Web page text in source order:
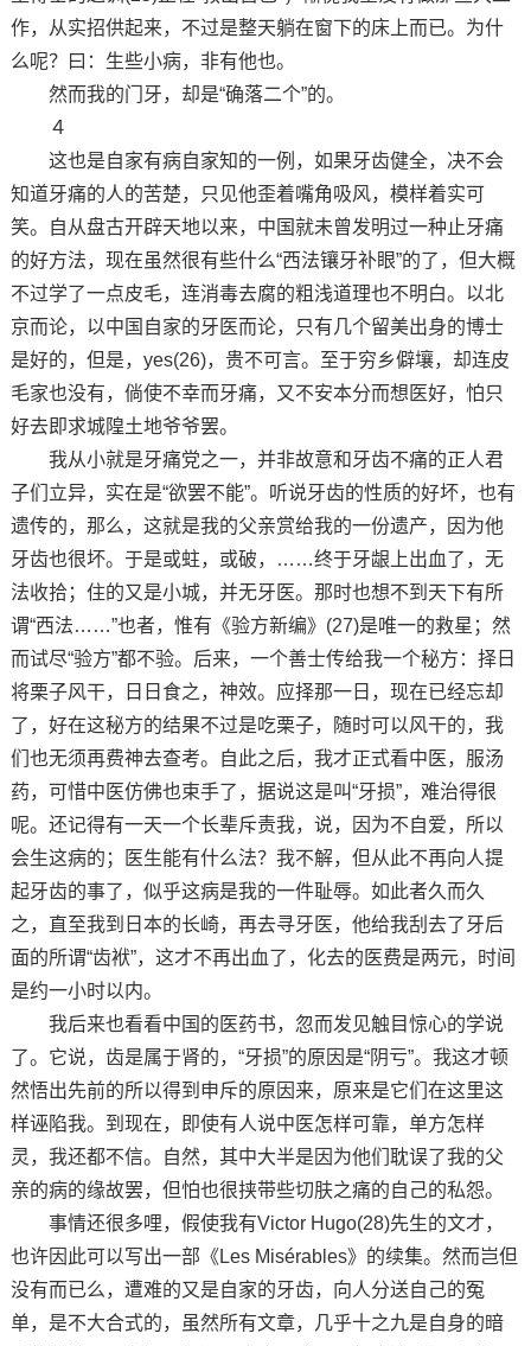
作，从实招供起来，不过是整天躺在窗下的床上而已。为什
么呢？曰：生些小病，非有他也。
然而我的门牙，却是“确落二个”的。
４
这也是自家有病自家知的一例，如果牙齿健全，决不会
知道牙痛的人的苦楚，只见他歪着嘴角吸风，模样着实可
笑。自从盘古开辟天地以来，中国就未曾发明过一种止牙痛
的好方法，现在虽然很有些什么“西法镶牙补眼”的了，但大概
不过学了一点皮毛，连消毒去腐的粗浅道理也不明白。以北
京而论，以中国自家的牙医而论，只有几个留美出身的博士
是好的，但是，yes(26)，贵不可言。至于穷乡僻壤，却连皮
毛家也没有，倘使不幸而牙痛，又不安本分而想医好，怕只
好去即求城隍土地爷爷罢。
我从小就是牙痛党之一，并非故意和牙齿不痛的正人君
子们立异，实在是“欲罢不能”。听说牙齿的性质的好坏，也有
遗传的，那么，这就是我的父亲赏给我的一份遗产，因为他
牙齿也很坏。于是或蛀，或破，……终于牙龈上出血了，无
法收拾；住的又是小城，并无牙医。那时也想不到天下有所
谓“西法……”也者，惟有《验方新编》(27)是唯一的救星；然
而试尽“验方”都不验。后来，一个善士传给我一个秘方：择日
将栗子风干，日日食之，神效。应择那一日，现在已经忘却
了，好在这秘方的结果不过是吃栗子，随时可以风干的，我
们也无须再费神去查考。自此之后，我才正式看中医，服汤
药，可惜中医仿佛也束手了，据说这是叫“牙损”，难治得很
呢。还记得有一天一个长辈斥责我，说，因为不自爱，所以
会生这病的；医生能有什么法？我不解，但从此不再向人提
起牙齿的事了，似乎这病是我的一件耻辱。如此者久而久
之，直至我到日本的长崎，再去寻牙医，他给我刮去了牙后
面的所谓“齿袱”，这才不再出血了，化去的医费是两元，时间
是约一小时以内。
我后来也看看中国的医药书，忽而发见触目惊心的学说
了。它说，齿是属于肾的，“牙损”的原因是“阴亏”。我这才顿
然悟出先前的所以得到申斥的原因来，原来是它们在这里这
样诬陷我。到现在，即使有人说中医怎样可靠，单方怎样
灵，我还都不信。自然，其中大半是因为他们耽误了我的父
亲的病的缘故罢，但怕也很挟带些切肤之痛的自己的私怨。
事情还很多哩，假使我有Victor Hugo(28)先生的文才，
也许因此可以写出一部《Les Misérables》的续集。然而岂但
没有而已么，遭难的又是自家的牙齿，向人分送自己的冤
单，是不大合式的，虽然所有文章，几乎十之九是自身的暗